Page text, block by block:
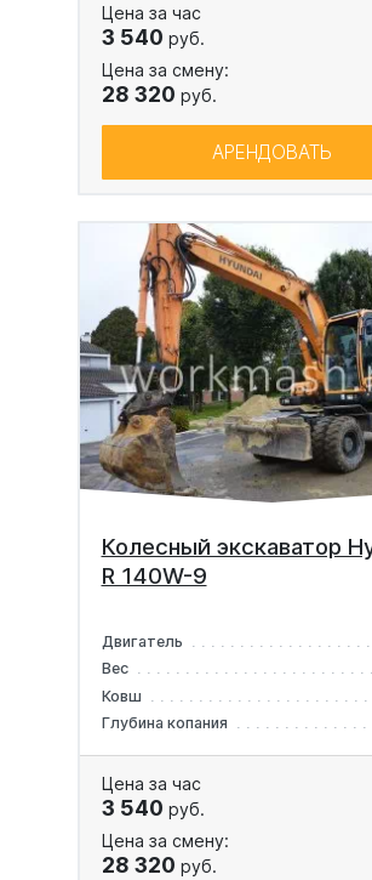
Цена за час
3 540 руб.
Цена за смену:
28 320 руб.
АРЕНДОВАТЬ
Колесный экскаватор
R 140W-9
Двигатель
Вес
Ковш
Глубина копания
Цена за час
3 540 руб.
Цена за смену:
28 320 руб.